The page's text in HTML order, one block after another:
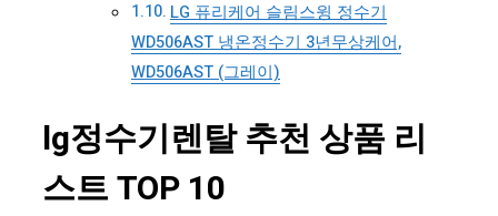
LG 퓨리케어 슬림스윙 정수기
WD506AST 냉온정수기 3년무상케어,
WD506AST (그레이)
lg정수기렌탈 추천 상품 리
스트 TOP 10